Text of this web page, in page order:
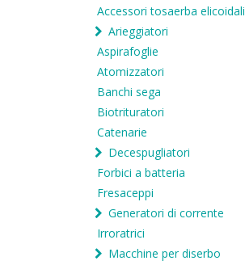
Accessori tosaerba elicoidali
Arieggiatori
Aspirafoglie
Atomizzatori
Banchi sega
Biotrituratori
Catenarie
Decespugliatori
Forbici a batteria
Fresaceppi
Generatori di corrente
Irroratrici
Macchine per diserbo